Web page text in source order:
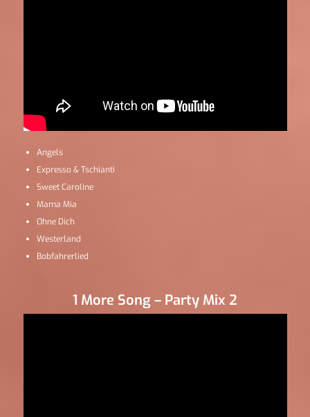
Angels
Expresso & Tschianti
Sweet Caroline
Mama Mia
Ohne Dich
Westerland
Bobfahrerlied
1 More Song – Party Mix 2